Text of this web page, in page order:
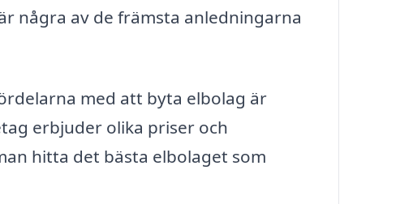
några av de främsta anledningarna
med att byta elbolag är
erbjuder olika priser och
hitta det bästa elbolaget som